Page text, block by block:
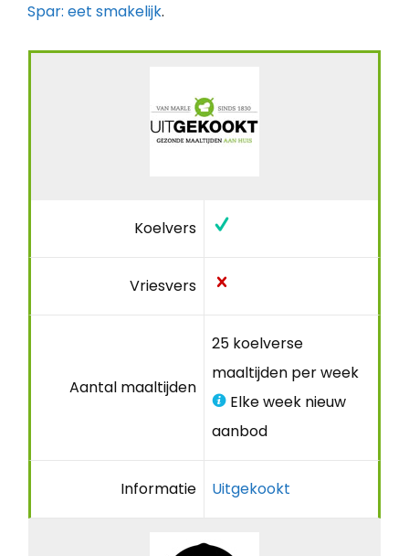
Spar: eet smakelijk.
Koelvers
Vriesvers
Aantal maaltijden
25 koelverse
maaltijden per week
Elke week nieuw
aanbod
Informatie Uitgekookt